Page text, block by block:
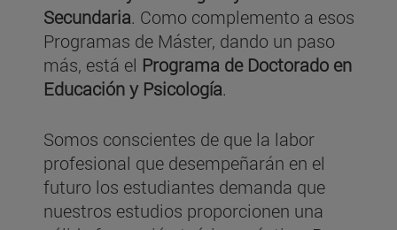
Secundaria. Como complemento a esos
Programas de Máster, dando un paso
más, está el Programa de Doctorado en
Educación y Psicología.
Somos conscientes de que la labor
profesional que desempeñarán en el
futuro los estudiantes demanda que
nuestros estudios proporcionen una